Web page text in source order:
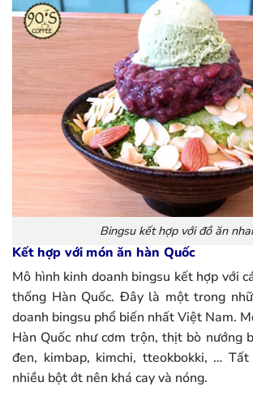
Bingsu kết hợp với đồ ăn
Kết hợp với món ăn hàn Quốc
Mô hình kinh doanh bingsu kết hợp với
thống Hàn Quốc. Đây là một trong
doanh bingsu phổ biến nhất Việt Nam.
Hàn Quốc như cơm trộn, thịt bò nướng
đen, kimbap, kimchi, tteokbokki, …
nhiều bột ớt nên khá cay và nóng.